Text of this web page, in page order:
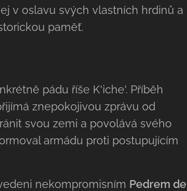
v oslavu svých vlastních hrdinů a
paměť.
pádu říše K'iche'. Příběh
znepokojivou zprávu od
svou zemi a povolává svého
armádu proti postupujícím
nekompromisním Pedrem de